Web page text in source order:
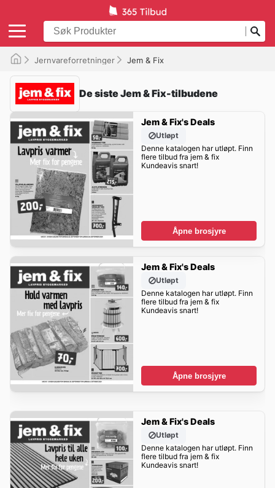
Jernvareforretninger Jem & Fix
De siste Jem & Fix-tilbudene
Jem & Fix's Deals
Utløpt
Denne katalogen har utløpt. Finn
flere tilbud fra jem & fix
Kundeavis snart!
Åpne brosjyre
Jem & Fix's Deals
Utløpt
Denne katalogen har utløpt. Finn
flere tilbud fra jem & fix
Kundeavis snart!
Åpne brosjyre
Jem & Fix's Deals
Utløpt
Denne katalogen har utløpt. Finn
flere tilbud fra jem & fix
Kundeavis snart!